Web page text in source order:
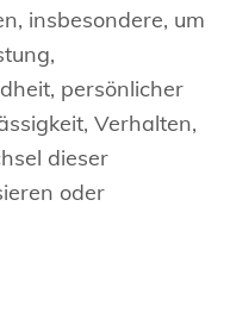
insbesondere, um
persönlicher
Verhalten,
dieser
oder